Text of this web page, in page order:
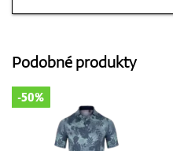
Podobné produkty
-50%